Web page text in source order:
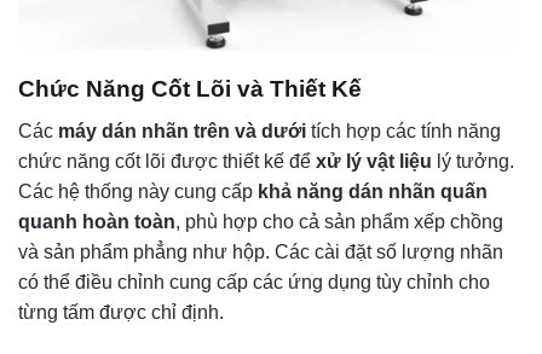
Chức Năng Cốt Lõi và Thiết Kế
Các máy dán nhãn trên và dưới tích hợp các tính năng
chức năng cốt lõi được thiết kế để xử lý vật liệu lý tưởng.
Các hệ thống này cung cấp khả năng dán nhãn quấn
quanh hoàn toàn, phù hợp cho cả sản phẩm xếp chồng
và sản phẩm phẳng như hộp. Các cài đặt số lượng nhãn
có thể điều chỉnh cung cấp các ứng dụng tùy chỉnh cho
từng tấm được chỉ định.